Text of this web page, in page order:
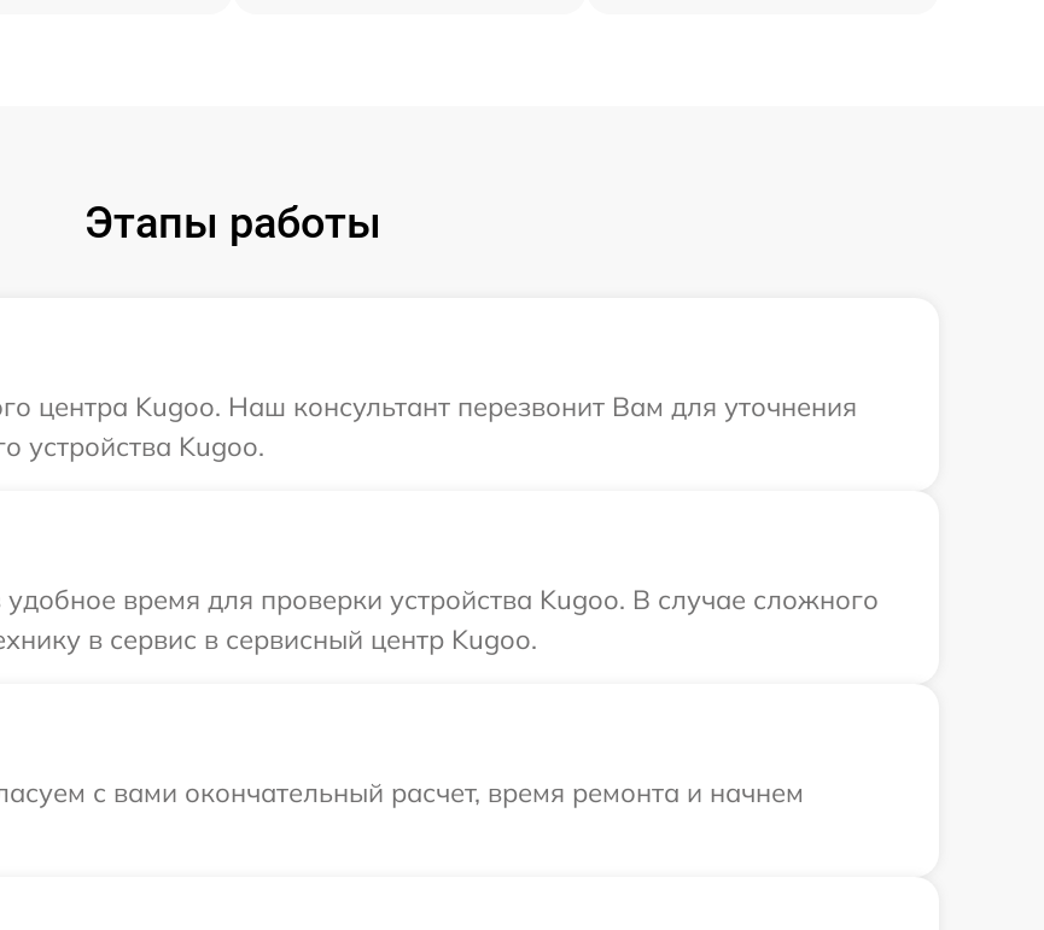
Этапы работы
центра Kugoo. Наш консультант перезвонит Вам для уточнения
устройства Kugoo.
время для проверки устройства Kugoo. В случае сложного
в сервис в сервисный центр Kugoo.
с вами окончательный расчет, время ремонта и начнем